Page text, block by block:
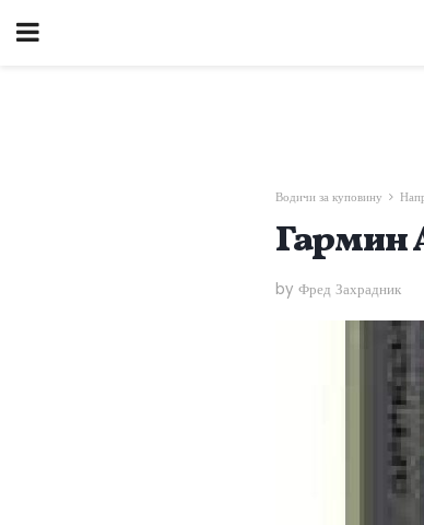
Водичи за куповину
Гармин
by Фред Захрадник